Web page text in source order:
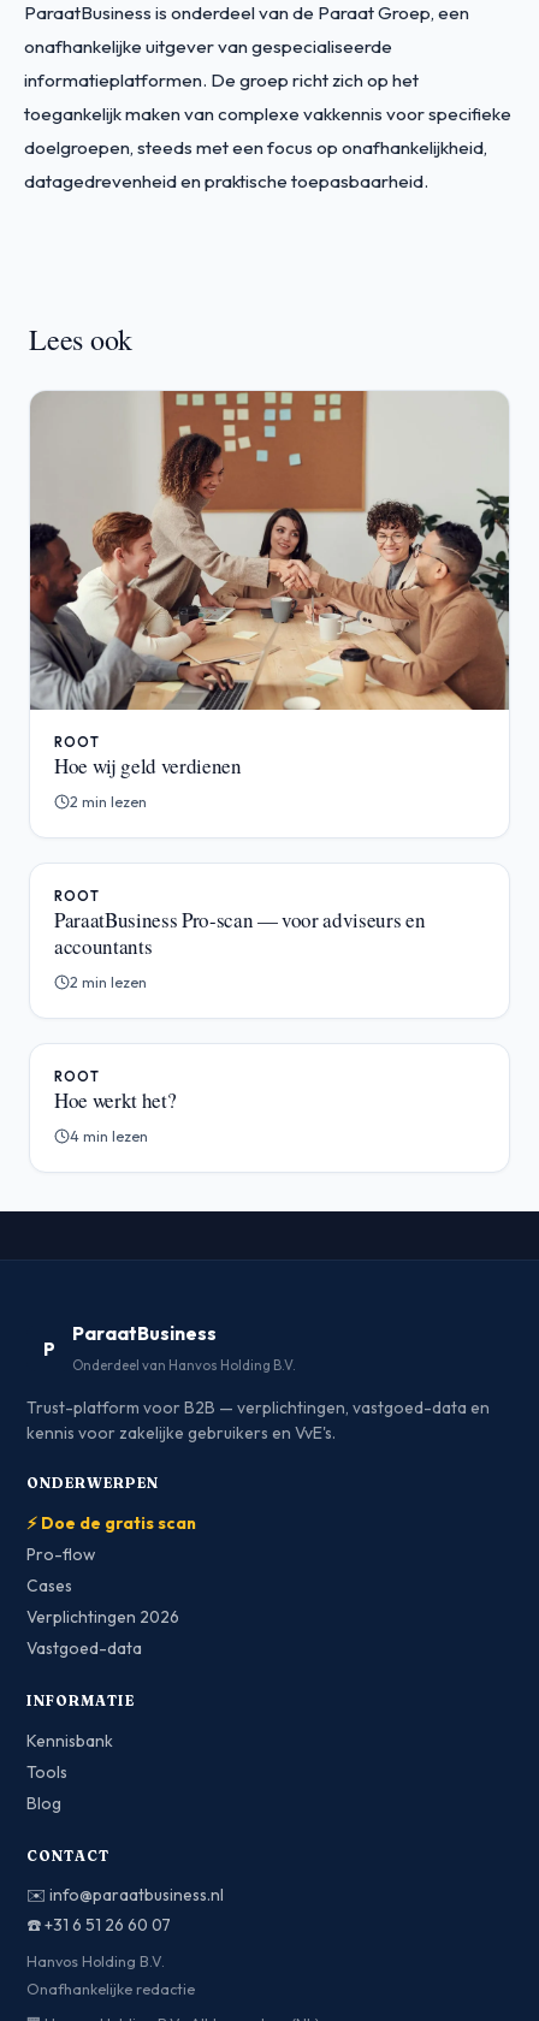
ParaatBusiness is onderdeel van de Paraat Groep, een
onafhankelijke uitgever van gespecialiseerde
informatieplatformen. De groep richt zich op het
toegankelijk maken van complexe vakkennis voor specifieke
doelgroepen, steeds met een focus op onafhankelijkheid,
datagedrevenheid en praktische toepasbaarheid.
Lees ook
ROOT
Hoe wij geld verdienen
2 min lezen
ROOT
ParaatBusiness Pro-scan — voor adviseurs en
accountants
2 min lezen
ROOT
Hoe werkt het?
4 min lezen
P
ParaatBusiness
Onderdeel van Hanvos Holding B.V.
Trust-platform voor B2B — verplichtingen, vastgoed-data en
kennis voor zakelijke gebruikers en VvE's.
ONDERWERPEN
⚡ Doe de gratis scan
Pro-flow
Cases
Verplichtingen 2026
Vastgoed-data
INFORMATIE
Kennisbank
Tools
Blog
CONTACT
✉️info@paraatbusiness.nl
☎️+31 6 51 26 60 07
Hanvos Holding B.V.
Onafhankelijke redactie